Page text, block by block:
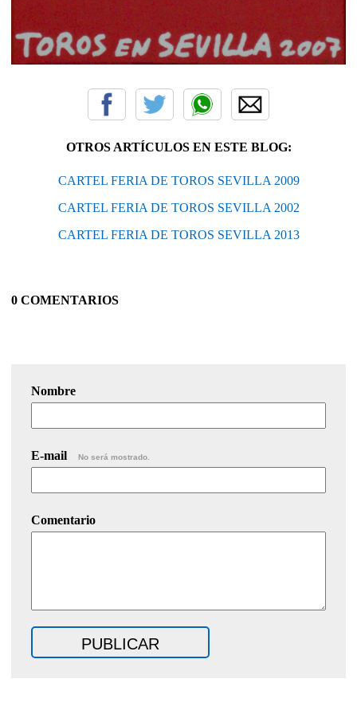
OTROS ARTÍCULOS EN ESTE BLOG:
CARTEL FERIA DE TOROS SEVILLA 2009
CARTEL FERIA DE TOROS SEVILLA 2002
CARTEL FERIA DE TOROS SEVILLA 2013
0 COMENTARIOS
Nombre
E-mail No será mostrado.
Comentario